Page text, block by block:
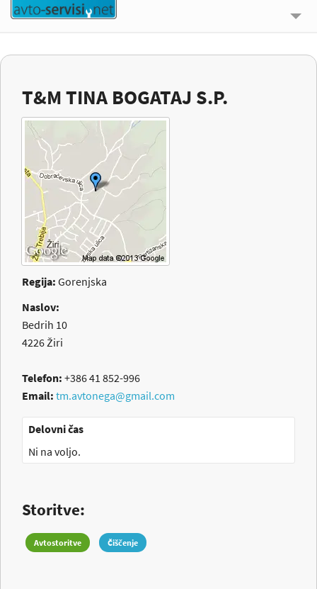
O NAS
KONTAKT
PRIJAVI SE
T&M TINA BOGATAJ S.P.
Regija: Gorenjska
Naslov:
Bedrih 10
4226Žiri
Telefon: +386 41 852-996
Email: tm.avtonega@gmail.com
Delovni čas
Ni na voljo.
Storitve:
Avtostoritve Čiščenje